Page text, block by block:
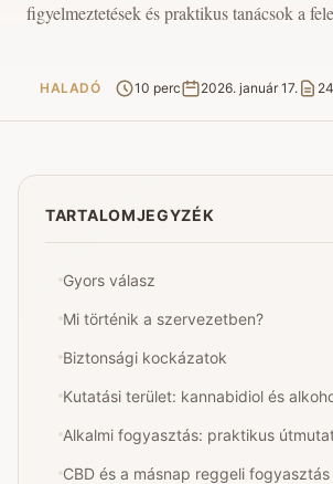
figyelmeztetések és praktikus tanácsok a
HALADÓ 10 perc 2026. január 17.
TARTALOMJEGYZÉK
Gyors válasz
Mi történik a szervezetben?
Biztonsági kockázatok
Kutatási terület: kannabidiol és
Alkalmi fogyasztás: praktikus
CBD és a másnap reggeli fogyasztás